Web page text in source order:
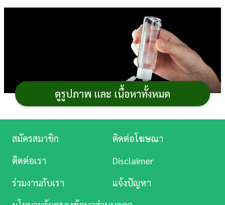
ไม่ได้ หรือราคาเจลล้างมือแอลกอฮอล์ไม่เป็นมิตรกับกระเป๋า
สตางค์เท่าไร เรามาลองทำเจลล้างมือด้วยตัวเองกันดีไหมคะ
ดูรูปภาพ และ เนื้อหาทั้งหมด
เงิน
ดู
Music
สมัครสมาชิก
ติดต่อโฆษณา
ติดต่อเรา
Disclaimer
ร่วมงานกับเรา
แจ้งปัญหา